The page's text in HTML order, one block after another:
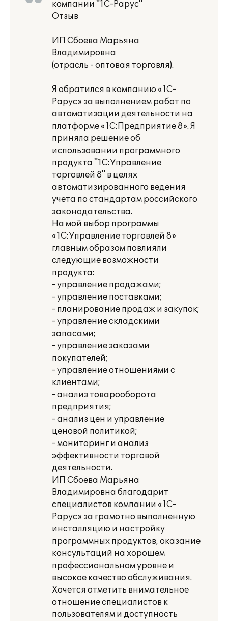
компании "1С-Рарус"
Отзыв
ИП Сбоева Марьяна
Владимировна
(отрасль - оптовая торговля).
Я обратился в компанию «1С-
Рарус» за выполнением работ по
автоматизации деятельности на
платформе «1С:Предприятие 8». Я
приняла решение об
использовании программного
продукта "1С:Управление
торговлей 8" в целях
автоматизированного ведения
учета по стандартам российского
законодательства.
На мой выбор программы
«1С:Управление торговлей 8»
главным образом повлияли
следующие возможности
продукта:
- управление продажами;
- управление поставками;
- планирование продаж и закупок;
- управление складскими
запасами;
- управление заказами
покупателей;
- управление отношениями с
клиентами;
- анализ товарооборота
предприятия;
- анализ цен и управление
ценовой политикой;
- мониторинг и анализ
эффективности торговой
деятельности.
ИП Сбоева Марьяна
Владимировна благодарит
специалистов компании «1С-
Рарус» за грамотно выполненную
инсталляцию и настройку
программных продуктов, оказание
консультаций на хорошем
профессиональном уровне и
высокое качество обслуживания.
Хочется отметить внимательное
отношение специалистов к
пользователям и доступность